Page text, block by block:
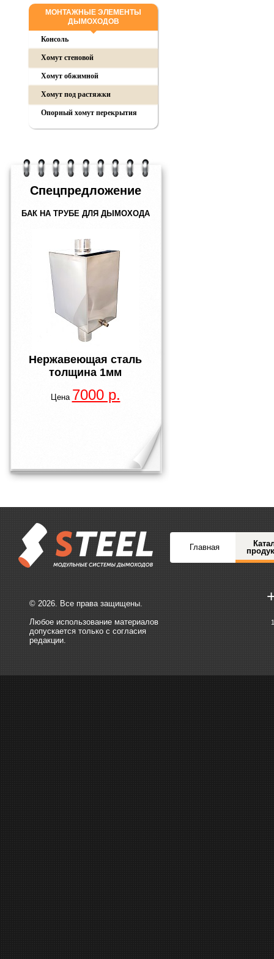
МОНТАЖНЫЕ ЭЛЕМЕНТЫ
ДЫМОХОДОВ
Консоль
Хомут стеновой
Хомут обжимной
Хомут под растяжки
Опорный хомут перекрытия
Спецпредложение
БАК НА ТРУБЕ ДЛЯ ДЫМОХОДА
Нержавеющая сталь
толщина 1мм
Цена 7000 р.
Главная
© 2026. Все права защищены.
Любое использование материалов
допускается только с согласия
редакции.